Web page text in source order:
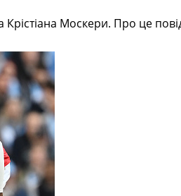
Москери. Про це